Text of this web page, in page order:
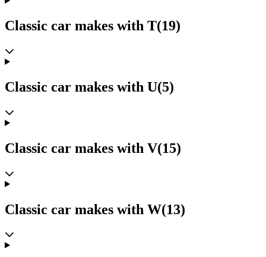
Classic car makes with T(19)
Classic car makes with U(5)
Classic car makes with V(15)
Classic car makes with W(13)